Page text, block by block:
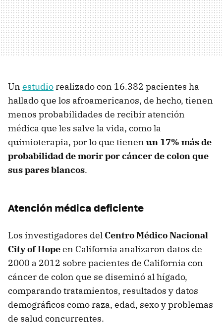
Un estudio realizado con 16.382 pacientes ha
hallado que los afroamericanos, de hecho, tienen
menos probabilidades de recibir atención
médica que les salve la vida, como la
quimioterapia, por lo que tienen un 17% más de
probabilidad de morir por cáncer de colon que
sus pares blancos.
Atención médica deficiente
Los investigadores del Centro Médico Nacional
City of Hopeen California analizaron datos de
2000 a 2012 sobre pacientes de California con
cáncer de colon que se diseminó al hígado,
comparando tratamientos, resultados y datos
demográficos como raza, edad, sexo y problemas
de salud concurrentes.